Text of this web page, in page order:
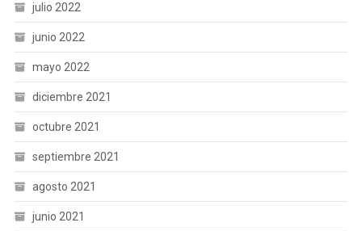
julio 2022
junio 2022
mayo 2022
diciembre 2021
octubre 2021
septiembre 2021
agosto 2021
junio 2021